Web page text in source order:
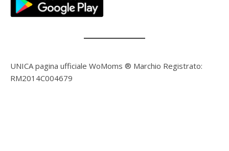
UNICA pagina ufficiale WoMoms ® Marchio Registrato:
RM2014C004679